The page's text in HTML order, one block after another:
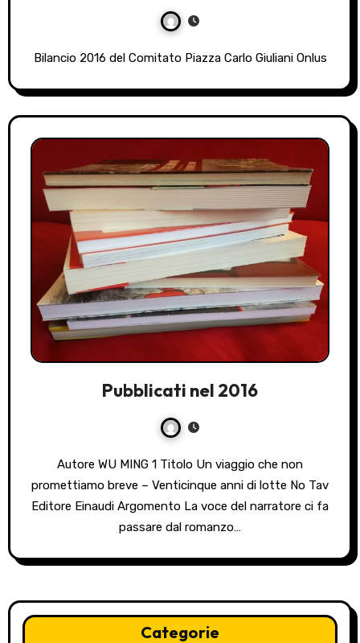
Bilancio 2016 del Comitato Piazza Carlo Giuliani Onlus
Pubblicati nel 2016
Autore WU MING 1 Titolo Un viaggio che non
promettiamo breve – Venticinque anni di lotte No Tav
Editore Einaudi Argomento La voce del narratore ci fa
passare dal romanzo…
Categorie